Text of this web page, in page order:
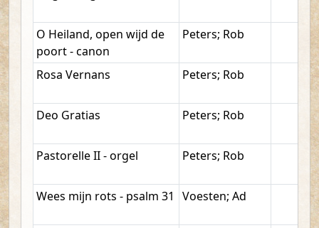
O Heiland, open wijd de
poort - canon
Peters; Rob
Rosa Vernans Peters; Rob
Deo Gratias Peters; Rob
Pastorelle II - orgel Peters; Rob
Wees mijn rots - psalm 31 Voesten; Ad